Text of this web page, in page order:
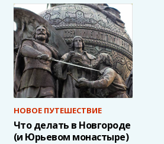
НОВОЕ ПУТЕШЕСТВИЕ
Что делать в Новгороде
(и Юрьевом монастыре)